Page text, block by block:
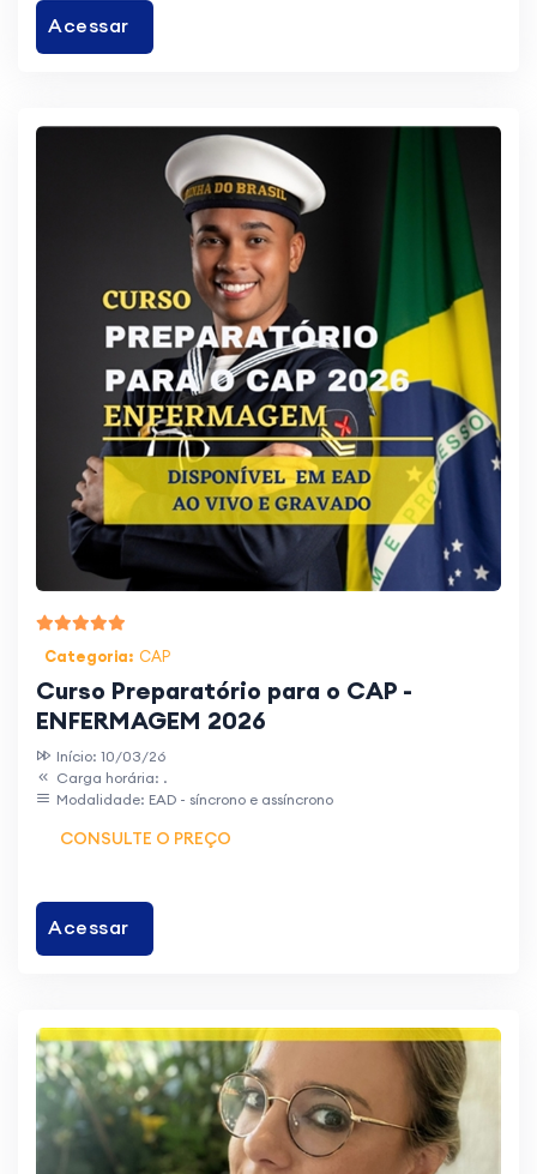
Acessar
Categoria: CAP
Curso Preparatório para o CAP -
ENFERMAGEM 2026
Início: 10/03/26
Carga horária: .
Modalidade: EAD - síncrono e assíncrono
CONSULTE O PREÇO
Acessar